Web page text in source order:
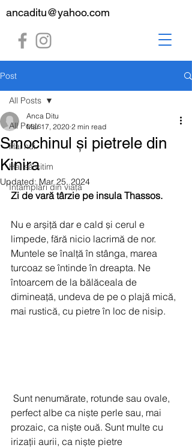
ancaditu@yahoo.com
Post
All Posts
Hai hui
Hai să citim
Întâmplări din viață
All Posts
Smochinul și pietrele din
Kinira
Anca Ditu
Mar 17, 2020 2 min read
Updated:Mar 25, 2024
Zi de vară târzie pe insula Thassos.
Nu e arșiță dar e cald și cerul e
limpede, fără nicio lacrimă de nor.
Muntele se înalță în stânga, marea
turcoaz se întinde în dreapta. Ne
întoarcem de la bălăceala de
dimineață, undeva de pe o plajă mică,
mai rustică, cu pietre în loc de nisip.
perfect albe ca niște perle sau, mai
prozaic, ca niște ouă. Sunt multe cu
irizații aurii, ca niște pietre